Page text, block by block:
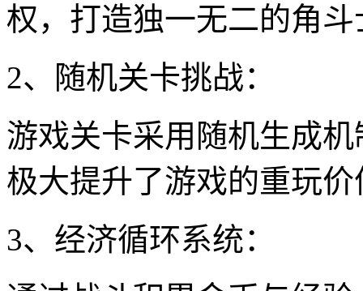
权，打造独一无二的角
2、随机关卡挑战：
游戏关卡采用随机生成
极大提升了游戏的重玩价
3、经济循环系统：